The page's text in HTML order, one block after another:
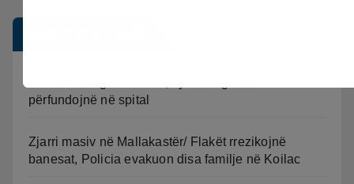
përfundojnë në spital
Zjarri masiv në Mallakastër/ Flakët rrezikojnë
banesat, Policia evakuon disa familje në Koilac